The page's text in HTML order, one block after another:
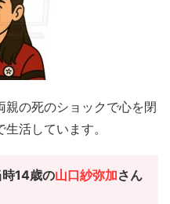
の死のショックで心を閉
活しています。
14歳の山口紗弥加さん